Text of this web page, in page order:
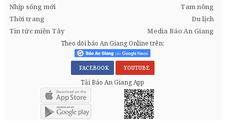
Nhịp sống mới
Tam nông
Thời trang
Du lịch
Tin tức miền Tây
Media Báo An Giang
Theo dõi báo An Giang Online trên:
FACEBOOK YOUTUBE
Tải Báo An Giang App